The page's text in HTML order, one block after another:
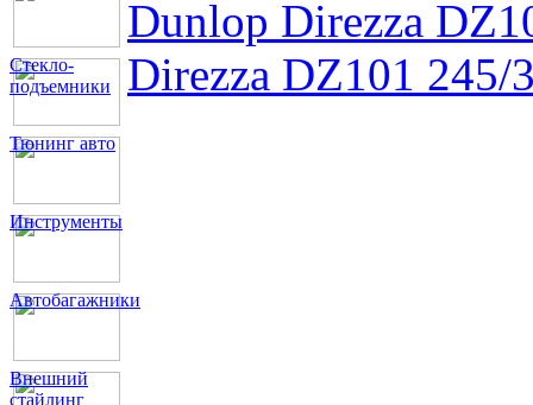
Стекло-
подъемники
Тюнинг авто
Инструменты
Автобагажники
Внешний
стайлинг
Dunlop Direzza
Direzza DZ101 245/